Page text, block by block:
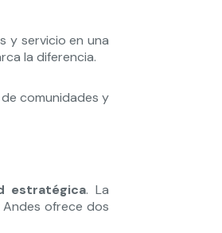
y servicio en una
la diferencia.
comunidades y
estratégica. La
Andes ofrece dos